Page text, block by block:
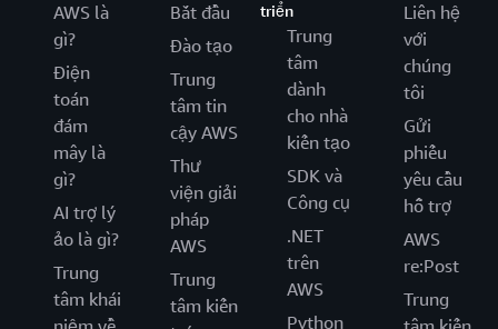
Loại phiên bản
Câu hỏi thường gặp
Bắt đầu
Tài nguyên
AWS là
gì?
Điện
toán
đám
mây là
gì?
AI trợ lý
ảo là gì?
Trung
tâm khái
Bắt đầu
Đào tạo
Trung
tâm tin
cậy AWS
Thư
viện giải
pháp
AWS
Trung
tâm kiến
triển
Trung
tâm
dành
cho nhà
kiến tạo
SDK và
Công cụ
.NET
trên
AWS
Python
Liên hệ
với
chúng
tôi
Gửi
phiếu
yêu cầu
hỗ trợ
AWS
re:Post
Trung